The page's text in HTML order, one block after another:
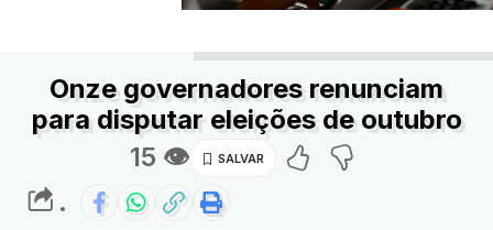
Onze governadores renunciam
para disputar eleições de outubro
15 👁
.